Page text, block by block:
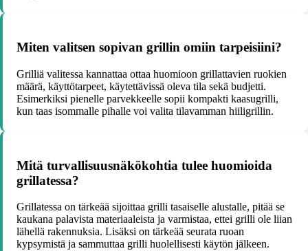
Miten valitsen sopivan grillin omiin tarpeisiini?
Grilliä valitessa kannattaa ottaa huomioon grillattavien ruokien
määrä, käyttötarpeet, käytettävissä oleva tila sekä budjetti.
Esimerkiksi pienelle parvekkeelle sopii kompakti kaasugrilli,
kun taas isommalle pihalle voi valita tilavamman hiiligrillin.
Mitä turvallisuusnäkökohtia tulee huomioida
grillatessa?
Grillatessa on tärkeää sijoittaa grilli tasaiselle alustalle, pitää se
kaukana palavista materiaaleista ja varmistaa, ettei grilli ole liian
lähellä rakennuksia. Lisäksi on tärkeää seurata ruoan
kypsymistä ja sammuttaa grilli huolellisesti käytön jälkeen.